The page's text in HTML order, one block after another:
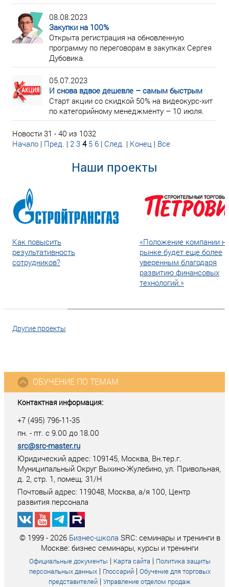
08.08.2023
Закупки на 100%
Открыта регистрация на обновленную
программу по переговорам в закупках Сергея
Дубовика.
05.07.2023
И снова вдвое дешевле – самым быстрым
Старт акции со скидкой 50% на видеокурс-хит
по категорийному менеджменту – 10 июля.
Новости 31 - 40 из 1032
Начало | Пред. | 2 3 4 5 6 | След. | Конец | Все
Наши проекты
Как повысить
результативность
сотрудников?
«Положение компании
рынке будет еще более
уверенным благодаря
развитию финансовых
технологий.»
Другие проекты
Контактная информация:
+7 (495) 796-11-35
пн. - пт. с 9.00 до 18.00
src@src-master.ru
Юридический адрес: 109145, Москва, Вн.тер.г.
Муниципальный Округ Выхино-Жулебино, ул. Привольная,
д. 2, стр. 1, помещ. 31/Н
Почтовый адрес: 119048, Москва, а/я 100, Центр
развития персонала
ОБУЧЕНИЕ ПО ТЕМАМ
© 1999 - 2026 Бизнес-школа SRC: семинары и тренинги в
Москве: бизнес семинары, курсы и тренинги
Официальные документы | Карта сайта | Политика защиты
персональных данных| Глоссарий| Обучение для торговых
представителей | Управление отделом продаж